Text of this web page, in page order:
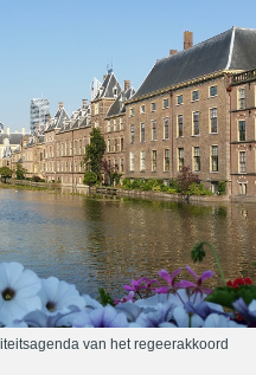
van het regeerakkoord